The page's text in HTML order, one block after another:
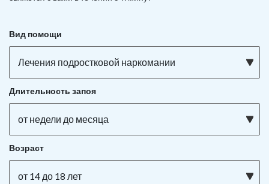
Вид помощи
Лечения подростковой наркомании
Длительность запоя
от недели до месяца
Возраст
от 14 до 18 лет